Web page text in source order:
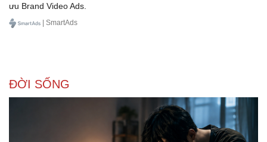
ưu Brand Video Ads.
| SmartAds
ĐỜI SỐNG